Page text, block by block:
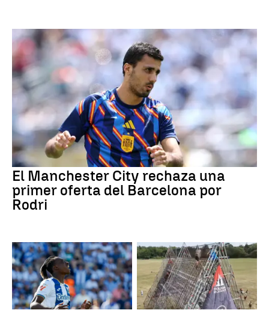
El Manchester City rechaza una
primer oferta del Barcelona por
Rodri